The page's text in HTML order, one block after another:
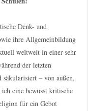
Denk- und
ihre Allgemeinbildung
weltweit in einer sehr
der letzten
säkularisiert – von außen,
eine bewusst kritische
für ein Gebot